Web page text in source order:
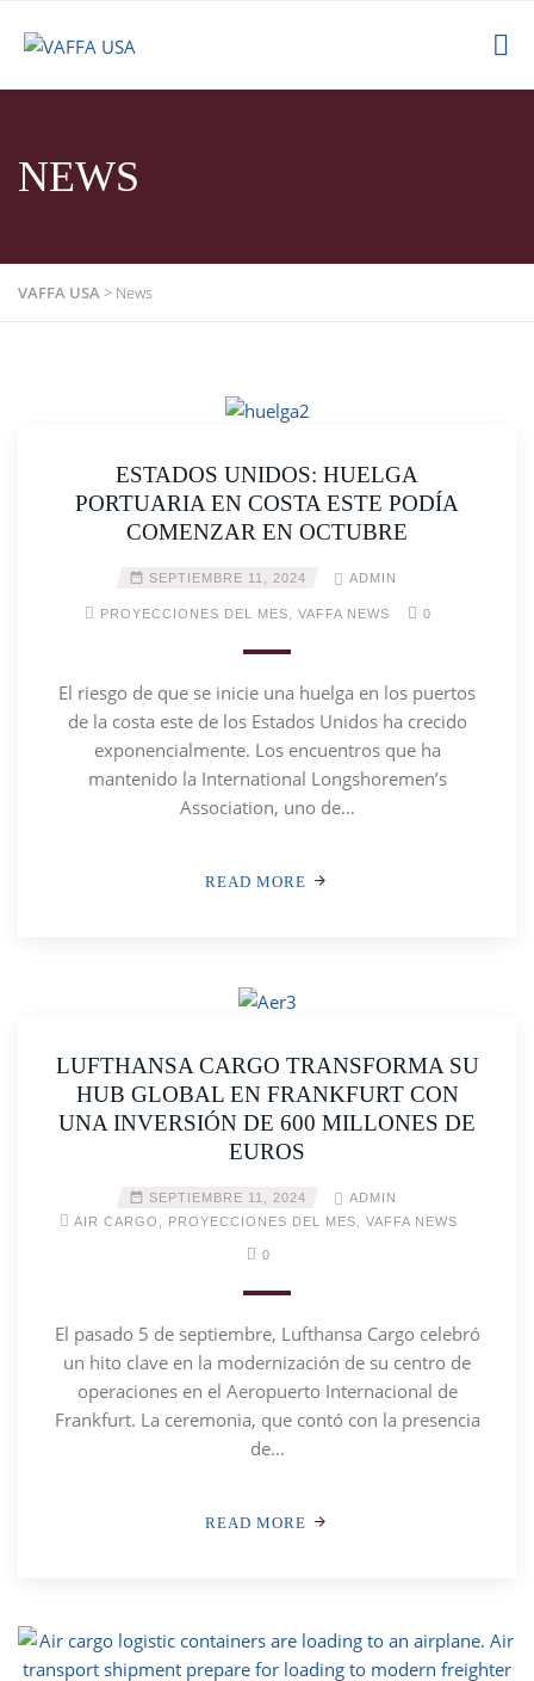
NEWS
VAFFA USA> News
ESTADOS UNIDOS: HUELGA
PORTUARIA EN COSTA ESTE PODÍA
COMENZAR EN OCTUBRE
SEPTIEMBRE 11, 2024 ADMIN
PROYECCIONES DEL MES VAFFA NEWS 0
El riesgo de que se inicie una huelga en los puertos
de la costa este de los Estados Unidos ha crecido
exponencialmente. Los encuentros que ha
mantenido la International Longshoremen’s
Association, uno de…
READ MORE
LUFTHANSA CARGO TRANSFORMA SU
HUB GLOBAL EN FRANKFURT CON
UNA INVERSIÓN DE 600 MILLONES DE
EUROS
SEPTIEMBRE 11, 2024
ADMIN
AIR CARGO
PROYECCIONES DEL MES VAFFA NEWS
0
El pasado 5 de septiembre, Lufthansa Cargo celebró
un hito clave en la modernización de su centro de
operaciones en el Aeropuerto Internacional de
Frankfurt. La ceremonia, que contó con la presencia
de…
READ MORE